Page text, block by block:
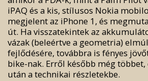
iPAQ és a kis, stílusos Nokia
megjelent az iPhone 1, és
út. Ha visszatekintek az
vázak (beleértve a geometria)
fejlődésére, továbbra is fényes
bike-nak. Erről később még
után a technikai részletekbe.